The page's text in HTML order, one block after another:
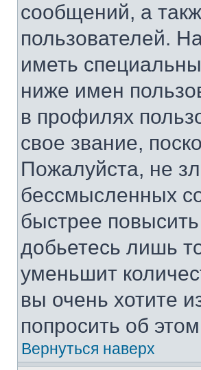
сообщений, а
пользователей.
иметь
ниже имен
в профилях
свое звание,
Пожалуйста, не
бессмысленных
быстрее
добьетесь лишь
уменьшит
вы очень хотите
попросить об
Вернуться наверх